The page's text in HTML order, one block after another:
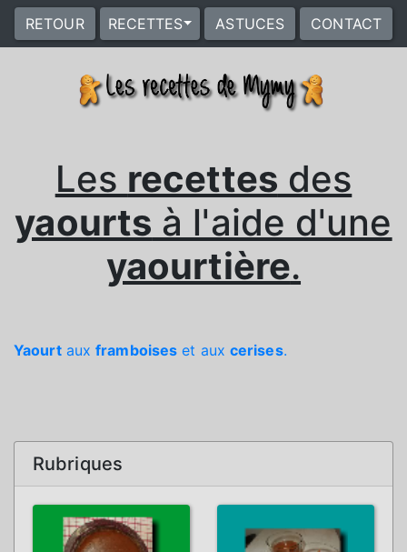
RETOUR RECETTES ASTUCES CONTACT
Les recettes des
yaourts à l'aide d'une
yaourtière.
Yaourtauxframboises et aux cerises.
Rubriques